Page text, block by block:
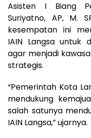
Asisten I Biang
Suriyatno, AP, M.
kesempatan ini
IAIN Langsa untuk
agar menjadi
strategis.
“Pemerintah Kota
mendukung
salah satunya
IAIN Langsa,” ujarnya.